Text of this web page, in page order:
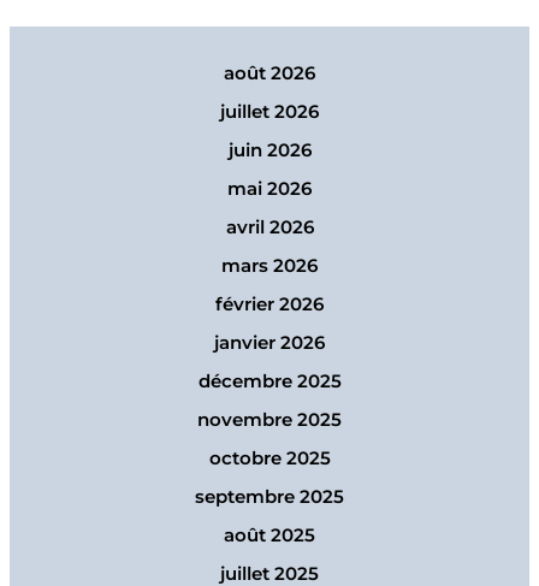
août 2026
juillet 2026
juin 2026
mai 2026
avril 2026
mars 2026
février 2026
janvier 2026
décembre 2025
novembre 2025
octobre 2025
septembre 2025
août 2025
juillet 2025